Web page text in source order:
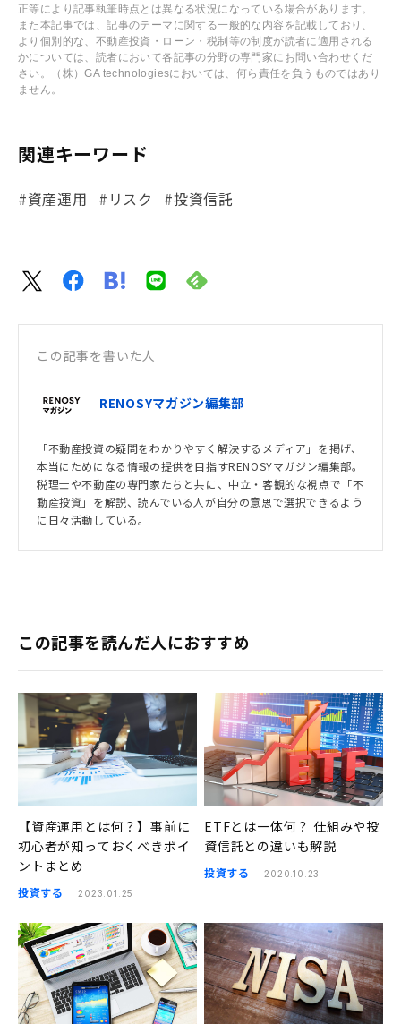
正等により記事執筆時点とは異なる状況になっている場合があります。
また本記事では、記事のテーマに関する一般的な内容を記載しており、
より個別的な、不動産投資・ローン・税制等の制度が読者に適用される
かについては、読者において各記事の分野の専門家にお問い合わせくだ
さい。（株）GA technologiesにおいては、何ら責任を負うものではあり
ません。
関連キーワード
#資産運用 #リスク #投資信託
この記事を書いた人
RENOSYマガジン編集部
「不動産投資の疑問をわかりやすく解決するメディア」を掲げ、
本当にためになる情報の提供を目指すRENOSYマガジン編集部。
税理士や不動産の専門家たちと共に、中立・客観的な視点で「不
動産投資」を解説、読んでいる人が自分の意思で選択できるよう
に日々活動している。
この記事を読んだ人におすすめ
【資産運用とは何？】事前に
初心者が知っておくべきポイ
ントまとめ
投資する 2023.01.25
ETFとは一体何？ 仕組みや投
資信託との違いも解説
投資する 2020.10.23